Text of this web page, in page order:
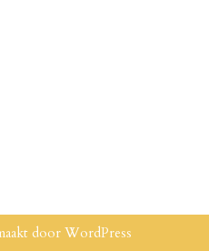
door WordPress